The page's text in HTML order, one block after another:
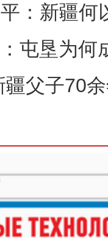
：新疆何
屯垦为何
疆父子70